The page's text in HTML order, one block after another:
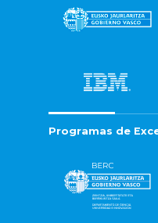
Programas de